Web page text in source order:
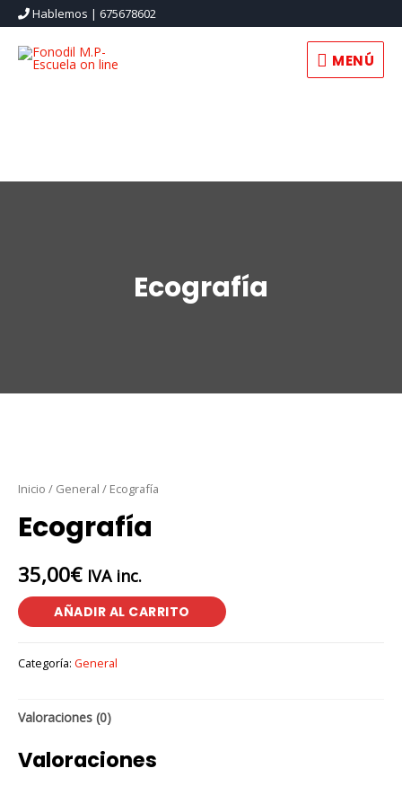
Hablemos | 675678602
MENÚ
MENÚ
Ecografía
Inicio / General / Ecografía
Ecografía
35,00€ IVA inc.
AÑADIR AL CARRITO
Categoría: General
Valoraciones (0)
Valoraciones